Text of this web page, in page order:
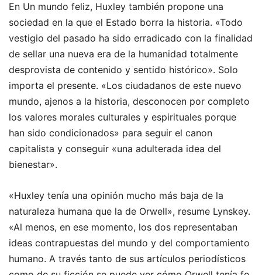
En Un mundo feliz, Huxley también propone una
sociedad en la que el Estado borra la historia. «Todo
vestigio del pasado ha sido erradicado con la finalidad
de sellar una nueva era de la humanidad totalmente
desprovista de contenido y sentido histórico». Solo
importa el presente. «Los ciudadanos de este nuevo
mundo, ajenos a la historia, desconocen por completo
los valores morales culturales y espirituales porque
han sido condicionados» para seguir el canon
capitalista y conseguir «una adulterada idea del
bienestar».
«Huxley tenía una opinión mucho más baja de la
naturaleza humana que la de Orwell», resume Lynskey.
«Al menos, en ese momento, los dos representaban
ideas contrapuestas del mundo y del comportamiento
humano. A través tanto de sus artículos periodísticos